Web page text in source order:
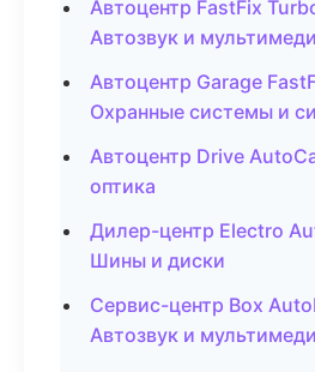
Автоцентр FastFix
Автозвук и
Автоцентр Garage
Охранные системы и
Автоцентр Drive
оптика
Дилер-центр Electro
Шины и диски
Сервис-центр Box
Автозвук и